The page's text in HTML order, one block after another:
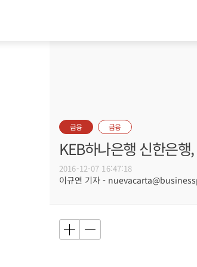
금융 금융
KEB하나은행 신한은
2016-12-07 16:47:18
이규연 기자 -